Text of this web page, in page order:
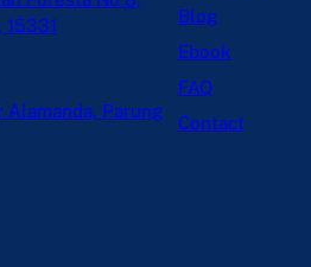
15331
Parung
Blog
Ebook
FAQ
Contact